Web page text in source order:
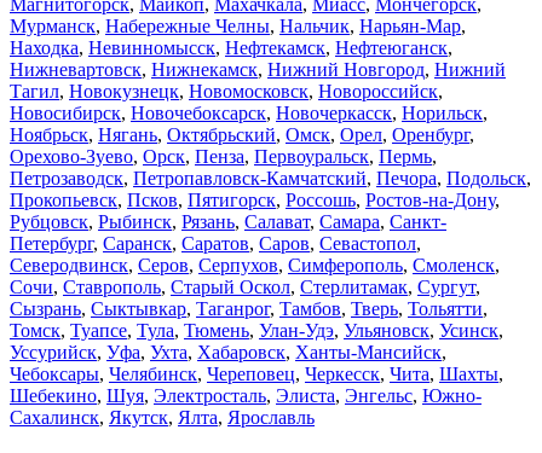
Магнитогорск, Майкоп, Махачкала, Миасс, Мончегорск,
Мурманск, Набережные Челны, Нальчик, Нарьян-Мар,
Находка, Невинномысск, Нефтекамск, Нефтеюганск,
Нижневартовск, Нижнекамск, Нижний Новгород, Нижний
Тагил, Новокузнецк, Новомосковск, Новороссийск,
Новосибирск, Новочебоксарск, Новочеркасск, Норильск,
Ноябрьск, Нягань, Октябрьский, Омск, Орел, Оренбург,
Орехово-Зуево, Орск, Пенза, Первоуральск, Пермь,
Петрозаводск, Петропавловск-Камчатский, Печора, Подольск,
Прокопьевск, Псков, Пятигорск, Россошь, Ростов-на-Дону,
Рубцовск, Рыбинск, Рязань, Салават, Самара, Санкт-
Петербург, Саранск, Саратов, Саров, Севастопол,
Северодвинск, Серов, Серпухов, Симферополь, Смоленск,
Сочи, Ставрополь, Старый Оскол, Стерлитамак, Сургут,
Сызрань, Сыктывкар, Таганрог, Тамбов, Тверь, Тольятти,
Томск, Туапсе, Тула, Тюмень, Улан-Удэ, Ульяновск, Усинск,
Уссурийск, Уфа, Ухта, Хабаровск, Ханты-Мансийск,
Чебоксары, Челябинск, Череповец, Черкесск, Чита, Шахты,
Шебекино, Шуя, Электросталь, Элиста, Энгельс, Южно-
Сахалинск, Якутск, Ялта, Ярославль